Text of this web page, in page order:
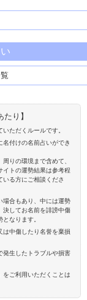
り】
ただくルールです。
名付けの名前占いができ
りの環境まで含めて、
イトの運勢結果は参考程
いる方にご相談くださ
場合もあり、中には運勢
決してお名前を誹謗中傷
なります。
は中傷したり名誉を棄損
発生したトラブルや損害
をご利用いただくことは